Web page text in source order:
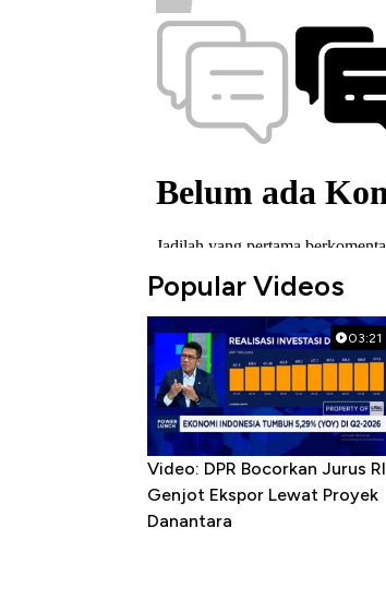
Popular Videos
03:21
Video: DPR Bocorkan Jurus RI
Genjot Ekspor Lewat Proyek
Danantara